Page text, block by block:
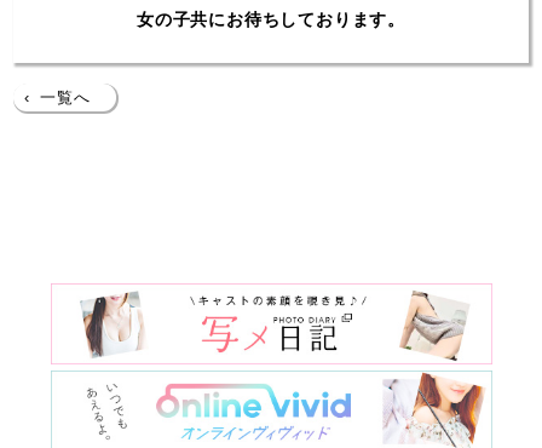
女の子共にお待ちしております。
‹ 一覧へ